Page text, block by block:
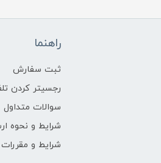
راهنما
ثبت سفارش
رجسیتر کردن
سوالات متداول
شرایط و نحوه
شرایط و مقررات